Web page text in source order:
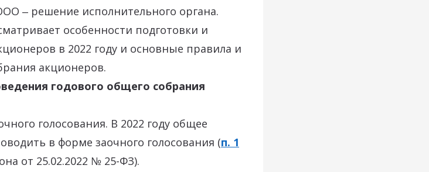
‒ решение исполнительного органа.
особенности подготовки и
в 2022 году и основные правила и
акционеров.
годового общего собрания
голосования. В 2022 году общее
в форме заочного голосования (п. 1
от 25.02.2022 № 25-ФЗ).